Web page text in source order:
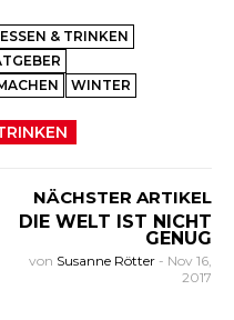
ESSEN & TRINKEN
WINTER
NÄCHSTER ARTIKEL
DIE WELT IST NICHT
GENUG
von Susanne Rötter - Nov 16,
2017